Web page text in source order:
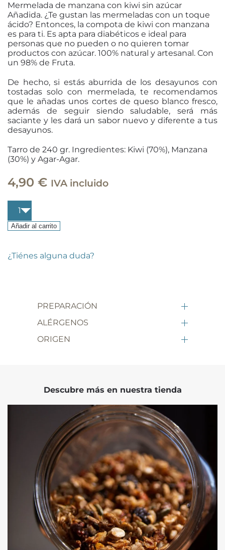
Mermelada de manzana con kiwi sin azúcar
Añadida. ¿Te gustan las mermeladas con un toque
ácido? Entonces, la compota de kiwi con manzana
es para ti. Es apta para diabéticos e ideal para
personas que no pueden o no quieren tomar
productos con azúcar. 100% natural y artesanal. Con
un 98% de Fruta.
De hecho, si estás aburrida de los desayunos con
tostadas solo con mermelada, te recomendamos
que le añadas unos cortes de queso blanco fresco,
además de seguir siendo saludable, será más
saciante y les dará un sabor nuevo y diferente a tus
desayunos.
Tarro de 240 gr. Ingredientes: Kiwi (70%), Manzana
(30%) y Agar-Agar.
4,90 € IVA incluido
Mermelada
kiwi
con
manzana
azúcar
cantidad
Añadir al carrito
¿Tiénes alguna duda?
PREPARACIÓN
ALÉRGENOS
ORIGEN
Descubre más en nuestra tienda